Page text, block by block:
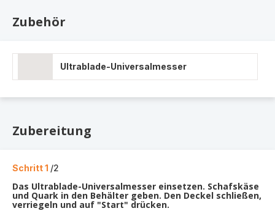
Zubehör
Ultrablade-Universalmesser
Zubereitung
Schritt 1 /2
Das Ultrablade-Universalmesser einsetzen. Schafskäse
und Quark in den Behälter geben. Den Deckel schließen,
verriegeln und auf "Start" drücken.